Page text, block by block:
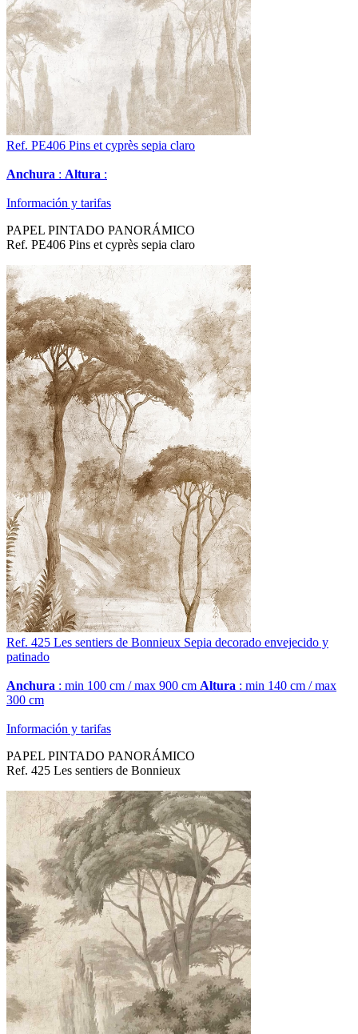
Ref. PE406 Pins et cyprès sepia claro
Anchura : Altura :
Información y tarifas
PAPEL PINTADO PANORÁMICO
Ref. PE406 Pins et cyprès sepia claro
Ref. 425 Les sentiers de Bonnieux Sepia decorado envejecido y
patinado
Anchura : min 100 cm / max 900 cm Altura : min 140 cm / max
300 cm
Información y tarifas
PAPEL PINTADO PANORÁMICO
Ref. 425 Les sentiers de Bonnieux